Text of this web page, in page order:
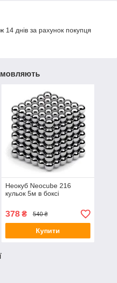
днів за рахунок покупця
Неокуб Neocube 216
кульок 5м в боксі
378₴ 540 ₴
Купити